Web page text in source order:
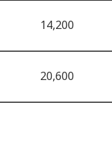
14,200
20,600